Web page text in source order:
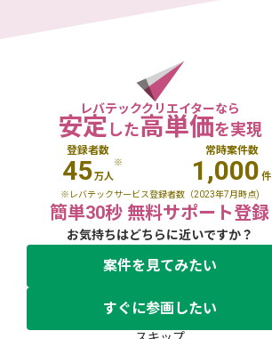
レバテッククリエイターなら
安定した高単価を実現
登録者数
45万人
※
常時案件数
1,000 件
※レバテックサービス登録者数（2023年7月時点)
簡単30秒 無料サポート登録
お気持ちはどちらに近いですか？
案件を見てみたい
すぐに参画したい